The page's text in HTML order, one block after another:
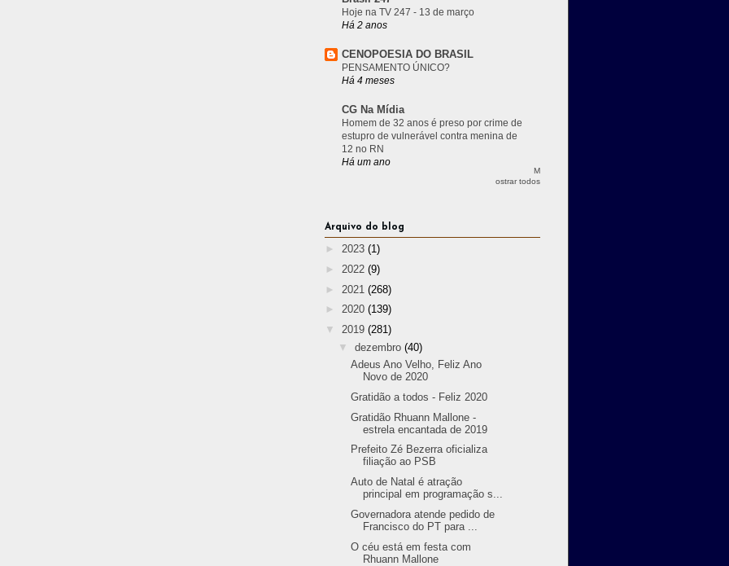
Hoje na TV 247 - 13 de março
Há 2 anos
CENOPOESIA DO BRASIL
PENSAMENTO ÚNICO?
Há 4 meses
CG Na Mídia
Homem de 32 anos é preso por crime de
estupro de vulnerável contra menina de
12 no RN
Há um ano
M
ostrar todos
Arquivo do blog
► 2023 (1)
► 2022 (9)
► 2021 (268)
► 2020 (139)
▼ 2019 (281)
▼ dezembro (40)
Adeus Ano Velho, Feliz Ano
Novo de 2020
Gratidão a todos - Feliz 2020
Gratidão Rhuann Mallone -
estrela encantada de 2019
Prefeito Zé Bezerra oficializa
filiação ao PSB
Auto de Natal é atração
principal em programação s...
Governadora atende pedido de
Francisco do PT para ...
O céu está em festa com
Rhuann Mallone